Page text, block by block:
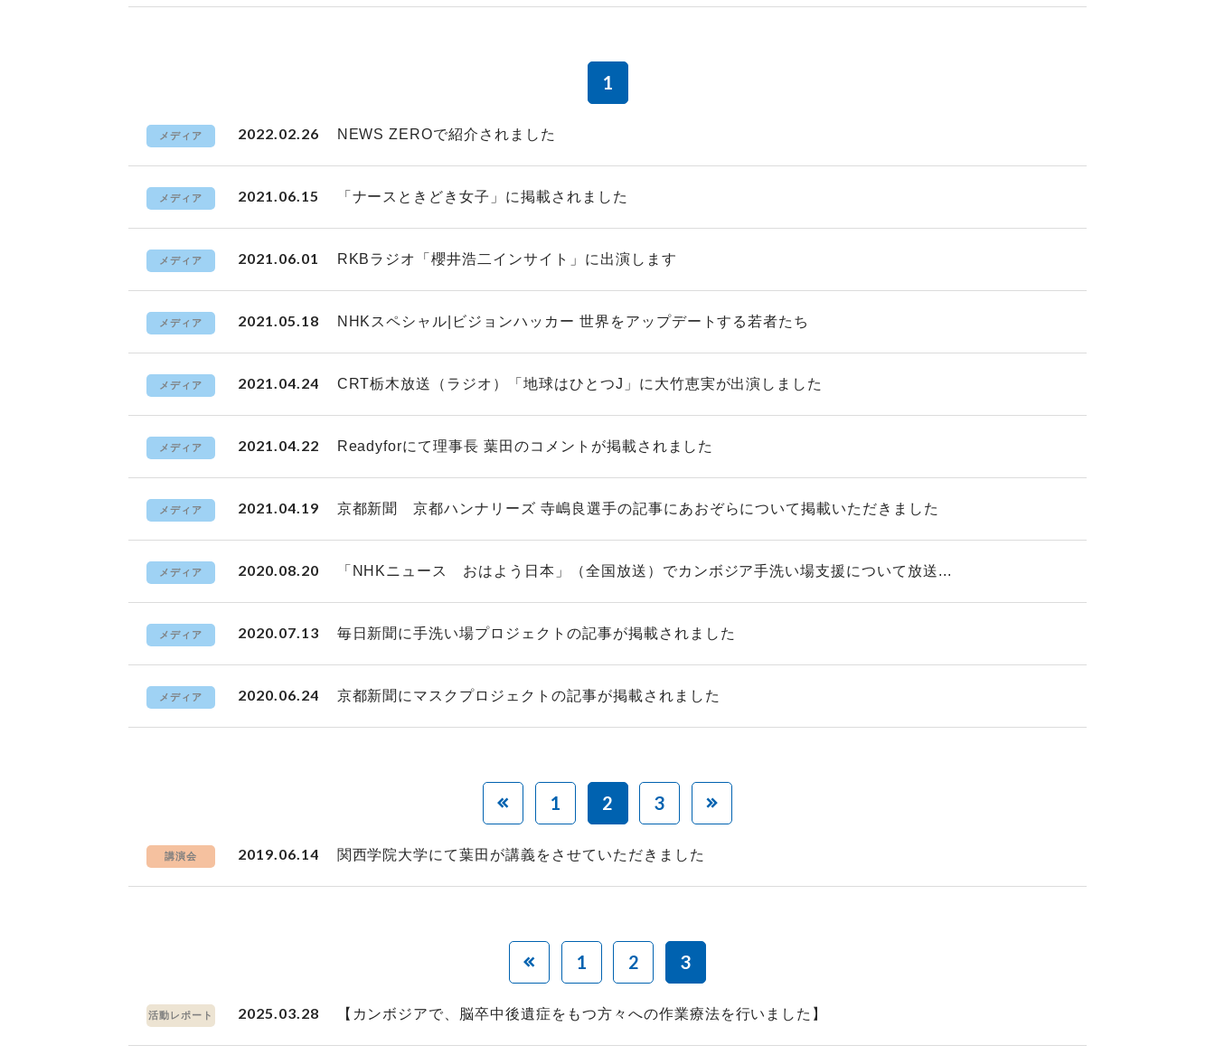
1
メディア 2022.02.26 NEWS ZEROで紹介されました
メディア 2021.06.15 「ナースときどき女子」に掲載されました
メディア 2021.06.01 RKBラジオ「櫻井浩二インサイト」に出演します
メディア 2021.05.18 NHKスペシャル|ビジョンハッカー 世界をアップデートする若者たち
メディア 2021.04.24 CRT栃木放送（ラジオ）「地球はひとつJ」に大竹恵実が出演しました
メディア 2021.04.22 Readyforにて理事長 葉田のコメントが掲載されました
メディア 2021.04.19 京都新聞 京都ハンナリーズ 寺嶋良選手の記事にあおぞらについて掲載いただきました
メディア 2020.08.20 「NHKニュース おはよう日本」（全国放送）でカンボジア手洗い場支援について放送...
メディア 2020.07.13 毎日新聞に手洗い場プロジェクトの記事が掲載されました
メディア 2020.06.24 京都新聞にマスクプロジェクトの記事が掲載されました
1 2 3
講演会 2019.06.14 関西学院大学にて葉田が講義をさせていただきました
1 2 3
活動レポート 2025.03.28 【カンボジアで、脳卒中後遺症をもつ方々への作業療法を行いました】